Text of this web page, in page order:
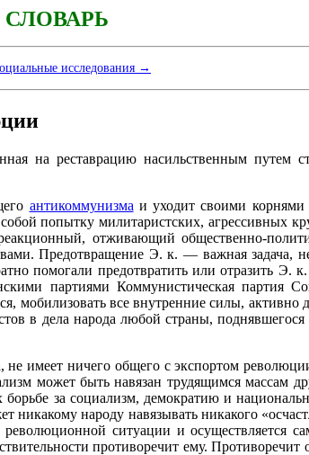
исследования →
на реставрацию насильственным путем
антикоммунизма и уходит своими корнями
попытку милитаристских, агрессивных
отживающий общественно-
Предотвращение Э. к. — важная задача,
помогали предотвратить или отразить Э.
партиями Коммунистическая партия
все внутренние силы, активно
в дела народа любой страны,
имеет ничего общего с экспортом
может быть навязан трудящимся массам
за социализм, демократию и
народу навязывать никакого
ситуации и осуществляется
противоречит ему.